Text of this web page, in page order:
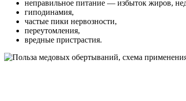
неправильное питание — избыток жиров,
гиподинамия,
частые пики нервозности,
переутомления,
вредные пристрастия.